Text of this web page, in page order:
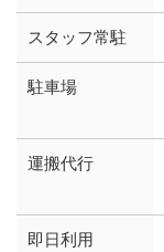
スタッフ常駐
駐車場
運搬代行
即日利用